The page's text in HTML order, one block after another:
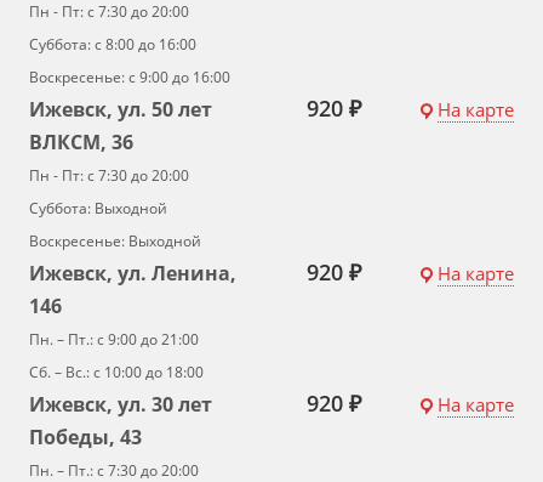
Пн - Пт: с 7:30 до 20:00
Суббота: с 8:00 до 16:00
Воскресенье: с 9:00 до 16:00
Ижевск, ул. 50 лет
ВЛКСМ, 36
Пн - Пт: с 7:30 до 20:00
Суббота: Выходной
Воскресенье: Выходной
920 ₽ На карте
Ижевск, ул. Ленина,
146
Пн. – Пт.: с 9:00 до 21:00
Сб. – Вс.: с 10:00 до 18:00
920 ₽ На карте
Ижевск, ул. 30 лет
Победы, 43
Пн. – Пт.: с 7:30 до 20:00
920 ₽ На карте